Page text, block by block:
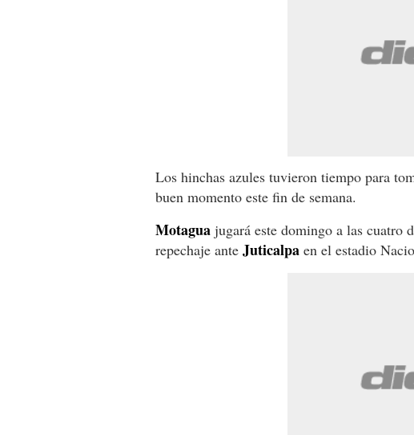
Los hinchas azules tuvieron tiempo para
buen momento este fin de semana.
Motagua jugará este domingo a las cuatro
repechaje ante Juticalpa en el estadio